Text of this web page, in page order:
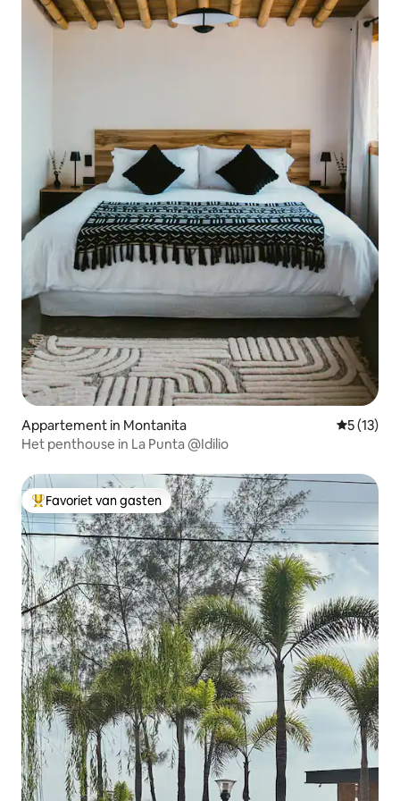
Appartement in Montanita
5 (13)
Het penthouse in La Punta @Idilio
Topfavoriet van gasten
Favoriet van gasten